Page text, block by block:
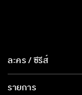
ละคร / ซีรีส์
ละคร/ซีรีส์
รายการ